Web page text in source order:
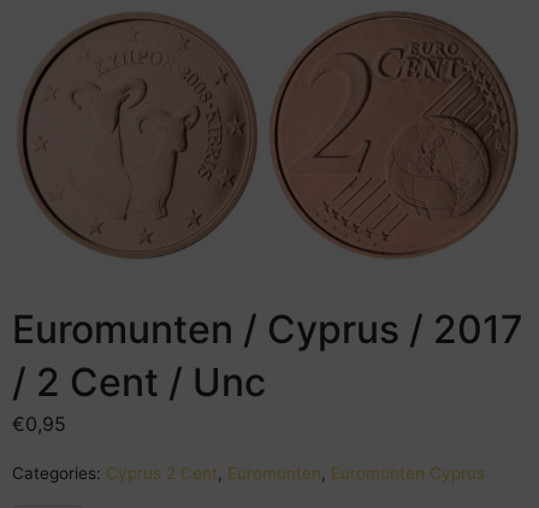
Euromunten / Cyprus / 2017
/ 2 Cent / Unc
€0,95
Categories: Cyprus 2 Cent Euromunten Euromunten Cyprus